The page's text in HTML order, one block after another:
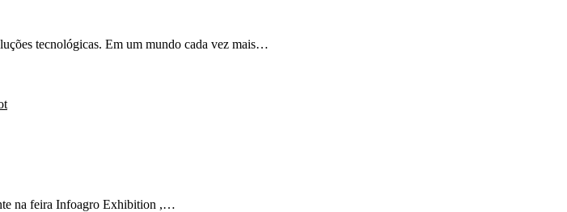
tecnológicas. Em um mundo cada vez mais…
na feira Infoagro Exhibition ,…